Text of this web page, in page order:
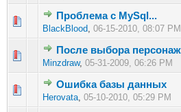
Проблема с MySql...
BlackBlood, 06-15-2010, 08:07 PM
0 голос(ов) - 0 из 5 в среднем
1 2 345
После выбора
Minzdraw, 05-31-2009, 06:26 PM
0 голос(ов) - 0 из 5 в среднем
12345
Ошибка базы данных
Herovata, 05-10-2010, 05:29 PM
0 голос(ов) - 0 из 5 в среднем
1234 5